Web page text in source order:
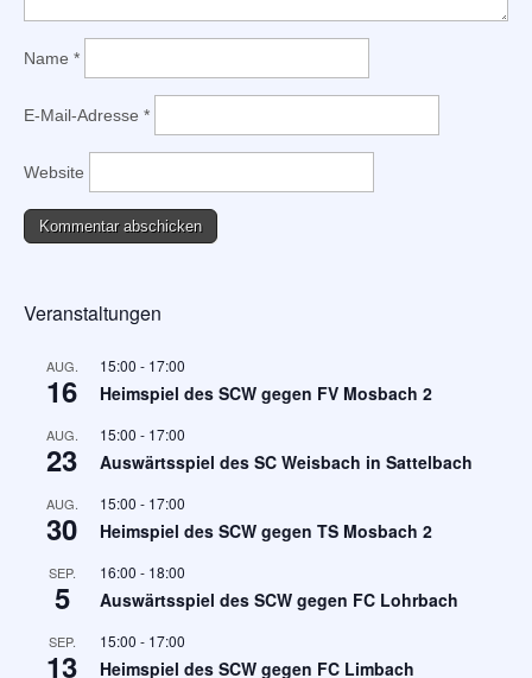
Name *
E-Mail-Adresse *
Website
Veranstaltungen
AUG.
16
15:00 - 17:00
Heimspiel des SCW gegen FV Mosbach 2
AUG.
23
15:00 - 17:00
Auswärtsspiel des SC Weisbach in Sattelbach
AUG.
30
15:00 - 17:00
Heimspiel des SCW gegen TS Mosbach 2
SEP.
5
16:00 - 18:00
Auswärtsspiel des SCW gegen FC Lohrbach
SEP.
13
15:00 - 17:00
Heimspiel des SCW gegen FC Limbach